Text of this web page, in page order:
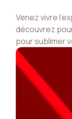
Venez vivre
découvrez
pour sublimer